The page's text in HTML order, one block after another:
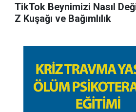
TikTok Beynimizi Nasıl
Z Kuşağı ve Bağımlılık